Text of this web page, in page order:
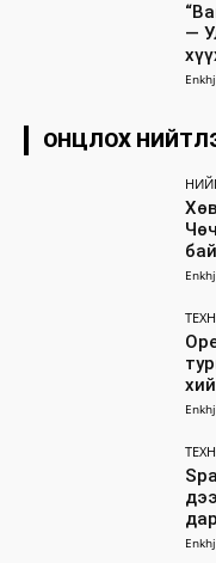
—
ОНЦЛОХ